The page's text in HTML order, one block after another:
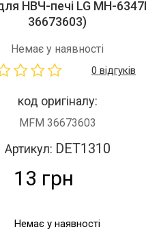
НВЧ-печі LG MH-
36673603)
Немає у наявності
0 відгуків
код оригіналу:
MFM 36673603
Артикул: DET1310
13 грн
Немає у наявності